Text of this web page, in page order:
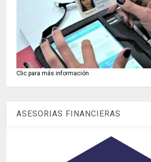
Clic para más información
ASESORIAS FINANCIERAS